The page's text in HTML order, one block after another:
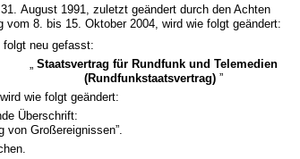
August 1991, zuletzt geändert durch den Achten
vom 8. bis 15. Oktober 2004, wird wie folgt geändert:
folgt neu gefasst:
„Staatsvertrag für Rundfunk und Telemedien
(Rundfunkstaatsvertrag)”
wie folgt geändert:
Überschrift:
von Großereignissen”.